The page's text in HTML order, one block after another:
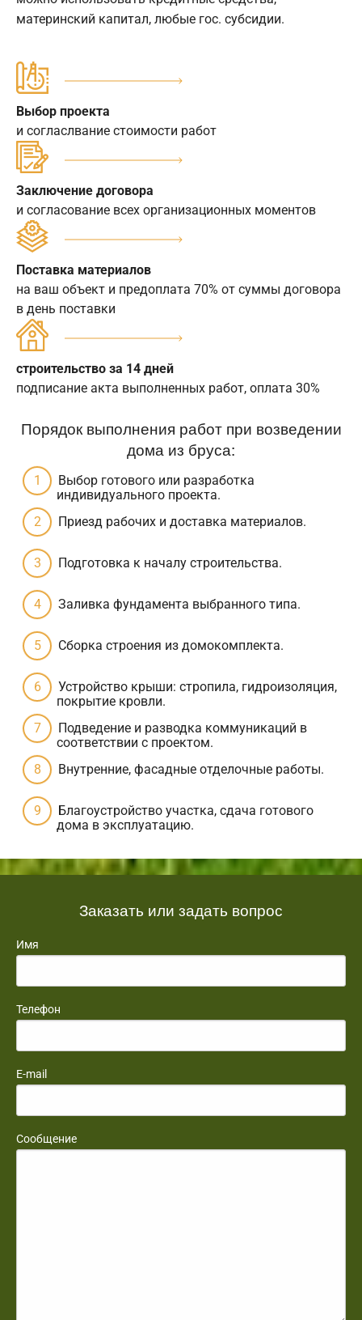
материнский капитал, любые гос. субсидии.
Выбор проекта
и согласлвание стоимости работ
Заключение договора
и согласование всех организационных моментов
Поставка материалов
на ваш объект и предоплата 70% от суммы договора
в день поставки
строительство за 14 дней
подписание акта выполненных работ, оплата 30%
Порядок выполнения работ при возведении
дома из бруса:
Выбор готового или разработка
индивидуального проекта.
Приезд рабочих и доставка материалов.
Подготовка к началу строительства.
Заливка фундамента выбранного типа.
Сборка строения из домокомплекта.
Устройство крыши: стропила, гидроизоляция,
покрытие кровли.
Подведение и разводка коммуникаций в
соответствии с проектом.
Внутренние, фасадные отделочные работы.
Благоустройство участка, сдача готового
дома в эксплуатацию.
Заказать или задать вопрос
Имя
Телефон
E-mail
Сообщение